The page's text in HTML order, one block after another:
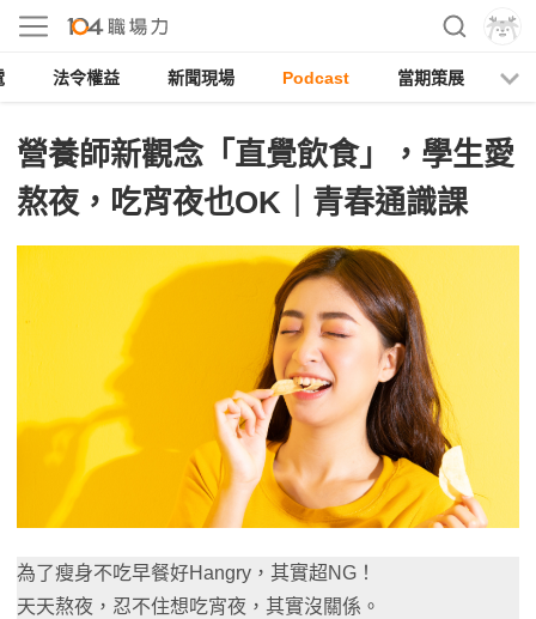
法令權益 新聞現場 Podcast 當期策展
營養師新觀念「直覺飲食」，學生愛
熬夜，吃宵夜也OK｜青春通識課
為了瘦身不吃早餐好Hangry，其實超NG！
天天熬夜，忍不住想吃宵夜，其實沒關係。